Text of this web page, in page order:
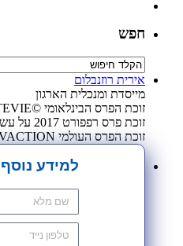
חפש
אירית רוזנבלום
מייסדת ומנכלית הארגון
זוכת הפרס הבינלאומי ©STEVIE לנשים פורצות דרך 2019
זוכת פרס רפפורט 2017 על עשייה נשית פורצת דרך
זוכת הפרס העולמי INNOVACTION לחדשנות ויצירתיות משפטית 2009
למידע